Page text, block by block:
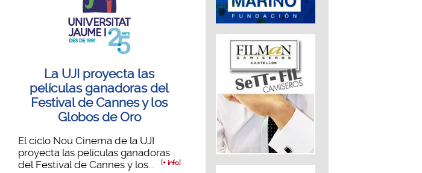
La UJI proyecta las
películas ganadoras del
Festival de Cannes y los
Globos de Oro
El ciclo Nou Cinema de la UJI
proyecta las películas ganadoras
del Festival de Cannes y los...
[+ info]